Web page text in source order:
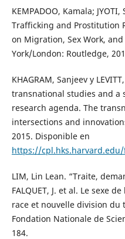
KEMPADOO, Kamala;
Trafficking and Prostitution
on Migration, Sex Work,
York/London: Routledge,
KHAGRAM, Sanjeev y
transnational studies and a
research agenda. The
intersections and
2015. Disponible en
https://
LIM, Lin Lean. “Traite,
FALQUET, J. et al. Le sexe
race et nouvelle division du
Fondation Nationale de
184.